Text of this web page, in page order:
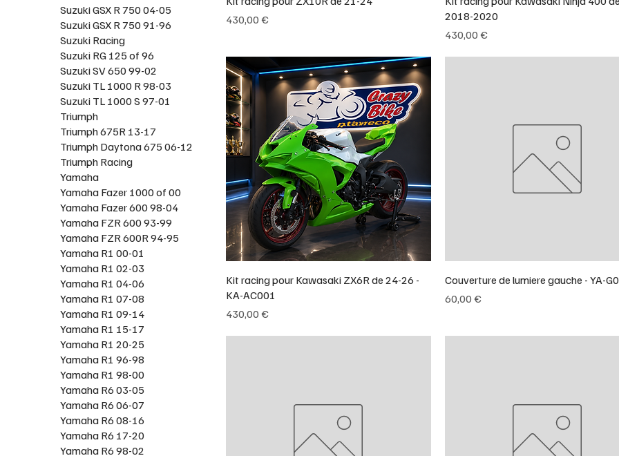
Suzuki GSX R 750 04-05
Suzuki GSX R 750 91-96
Suzuki Racing
Suzuki RG 125 of 96
Suzuki SV 650 99-02
Suzuki TL 1000 R 98-03
Suzuki TL 1000 S 97-01
Triumph
Triumph 675R 13-17
Triumph Daytona 675 06-12
Triumph Racing
Yamaha
Yamaha Fazer 1000 of 00
Yamaha Fazer 600 98-04
Yamaha FZR 600 93-99
Yamaha FZR 600R 94-95
Yamaha R1 00-01
Yamaha R1 02-03
Yamaha R1 04-06
Yamaha R1 07-08
Yamaha R1 09-14
Yamaha R1 15-17
Yamaha R1 20-25
Yamaha R1 96-98
Yamaha R1 98-00
Yamaha R6 03-05
Yamaha R6 06-07
Yamaha R6 08-16
Yamaha R6 17-20
Yamaha R6 98-02
Prix
430,00 €
2018-2020
Prix
430,00 €
Kit racing pour Kawasaki ZX6R de 24-26 -
KA-AC001
Prix
430,00 €
Couverture de lumiere gauche - YA-
Prix
60,00 €